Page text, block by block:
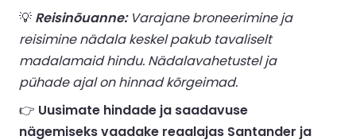
💡 Reisinõuanne:Varajane broneerimine ja
reisimine nädala keskel pakub tavaliselt
madalamaid hindu. Nädalavahetustel ja
pühade ajal on hinnad kõrgeimad.
👉 Uusimate hindade ja saadavuse
nägemiseks vaadake reaalajas Santander ja